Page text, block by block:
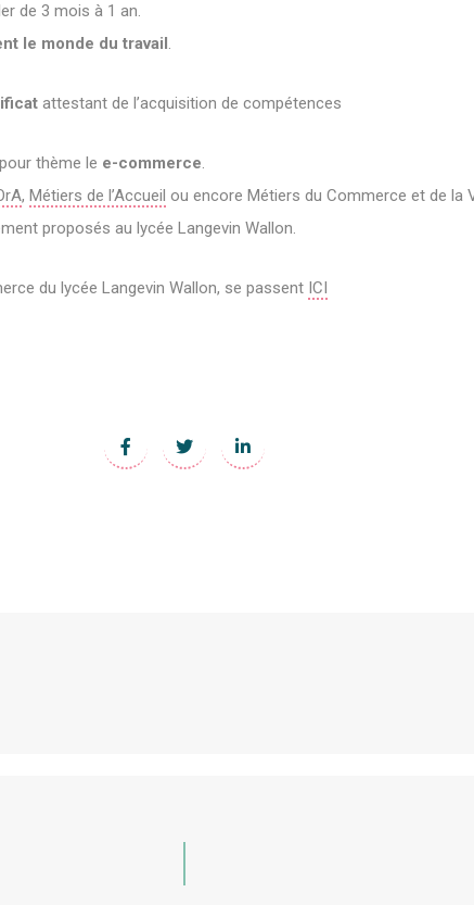
de 3 mois à 1 an.
le monde du travail.
attestant de l’acquisition de compétences
thème le e-commerce.
, Métiers de l’Accueil ou encore Métiers du Commerce et de la
proposés au lycée Langevin Wallon.
du lycée Langevin Wallon, se passent ICI